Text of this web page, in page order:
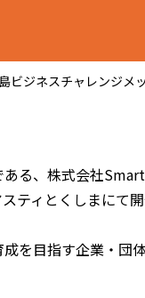
ビジネスチャレンジメ
る、株式会社
ティとくしまにて
を目指す企業・団